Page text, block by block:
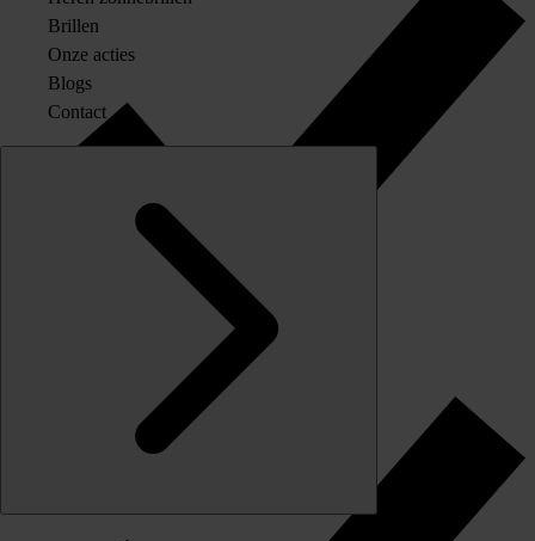
Originele merkglazen op sterkte
Brillen
Onze acties
Blogs
Contact